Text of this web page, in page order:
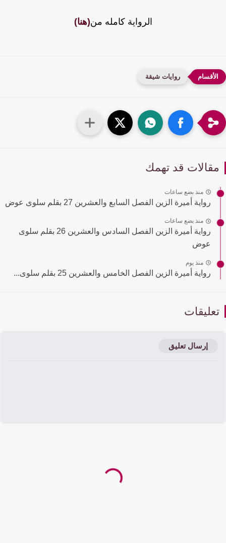
الرواية كامله من(هنا)
روايات شيقة
قد تهمك
منذ بضع ساعات
رواية أميرة الزين الفصل السابع والعشرين 27 بقلم سلوى عوض
منذ بضع ساعات
رواية أميرة الزين الفصل السادس والعشرين 26 بقلم سلوى
عوض
منذ يوم
رواية أميرة الزين الفصل الخامس والعشرين 25 بقلم سلوى...
إرسال تعليق